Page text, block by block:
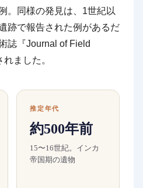
。同様の発見は、1世紀以
跡で報告された例があるだ
誌『Journal of Field
ました。
推定年代
約500年前
15〜16世紀。インカ
帝国期の遺物